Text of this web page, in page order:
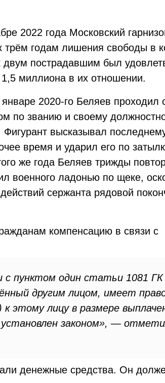
2022 года Московский
трём годам лишения свободы в
пострадавшим был
миллиона в их отношении.
2020-го Беляев проходил
по званию и своему
высказывал
время и ударил его по
же года Беляев трижды
военного ладонью по щеке,
сержанта рядовой
компенсацию в связи с
с пунктом один статьи 1081
другим лицом, имеет
этому лицу в размере
законом», —
денежные средства. Он